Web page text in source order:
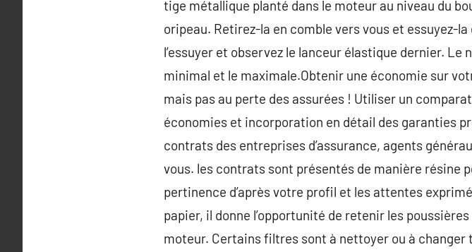
tige métallique planté dans le moteur au niveau du
oripeau. Retirez-la en comble vers vous et essuyez-
l’essuyer et observez le lanceur élastique dernier.
minimal et le maximale.Obtenir une économie sur
mais pas au perte des assurées ! Utiliser un
économies et incorporation en détail des garanties
contrats des entreprises d’assurance, agents
vous. les contrats sont présentés de manière
pertinence d’après votre profil et les attentes
papier, il donne l’opportunité de retenir les
moteur. Certains filtres sont à nettoyer ou à changer